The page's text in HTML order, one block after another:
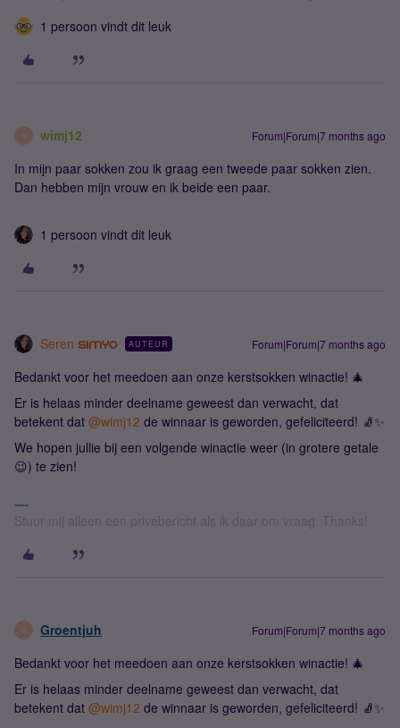
1 persoon vindt dit leuk
W wimj12 Forum|Forum|7 months ago
In mijn paar sokken zou ik graag een tweede paar sokken zien.
Dan hebben mijn vrouw en ik beide een paar.
1 persoon vindt dit leuk
Seren AUTEUR Forum|Forum|7 months ago
Bedankt voor het meedoen aan onze kerstsokken winactie! 🎄
Er is helaas minder deelname geweest dan verwacht, dat
betekent dat @wimj12 de winnaar is geworden, gefeliciteerd! 🧦✨
We hopen jullie bij een volgende winactie weer (in grotere getale
😉) te zien!
Stuur mij alleen een privébericht als ik daar om vraag. Thanks!
G Groentjuh Forum|Forum|7 months ago
Bedankt voor het meedoen aan onze kerstsokken winactie! 🎄
Er is helaas minder deelname geweest dan verwacht, dat
betekent dat @wimj12 de winnaar is geworden, gefeliciteerd! 🧦✨